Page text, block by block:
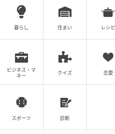
クリエイター情報
ツムママ
夫と子供と暮らし
体験をもとに漫画
す。
の記事をもっとみる
暮らし 住まい レシピ
ビジネス・マ
ネー
クイズ 恋愛
スポーツ 診断